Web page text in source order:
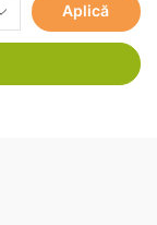
Aplică